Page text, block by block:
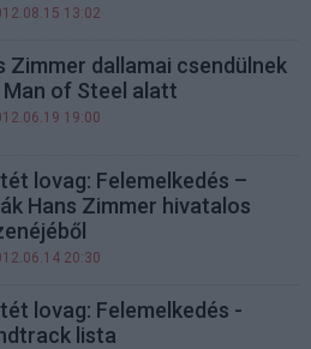
13:02
Zimmer dallamai csendülnek
of Steel alatt
19:00
lovag: Felemelkedés –
Hans Zimmer hivatalos
20:30
lovag: Felemelkedés -
lista